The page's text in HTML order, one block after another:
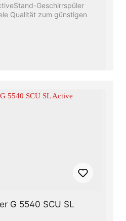
Geschirrspüler
Qualität zum günstigen
G 5540 SCU SL